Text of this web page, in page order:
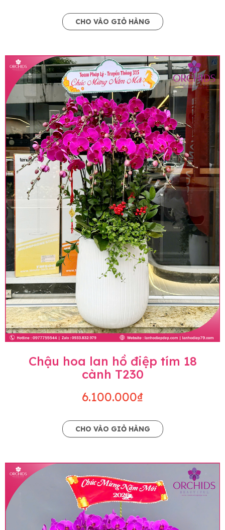
CHO VÀO GIỎ HÀNG
Chậu hoa lan hồ điệp tím 18
cành T230
6.100.000₫
CHO VÀO GIỎ HÀNG